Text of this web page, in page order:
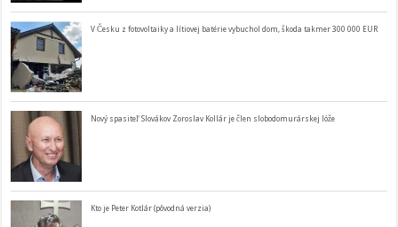
V Česku z fotovoltaiky a lítiovej batérie vybuchol dom, škoda takmer 300 000 EUR
Nový spasiteľ Slovákov Zoroslav Kollár je člen slobodomurárskej lóže
Kto je Peter Kotlár (pôvodná verzia)